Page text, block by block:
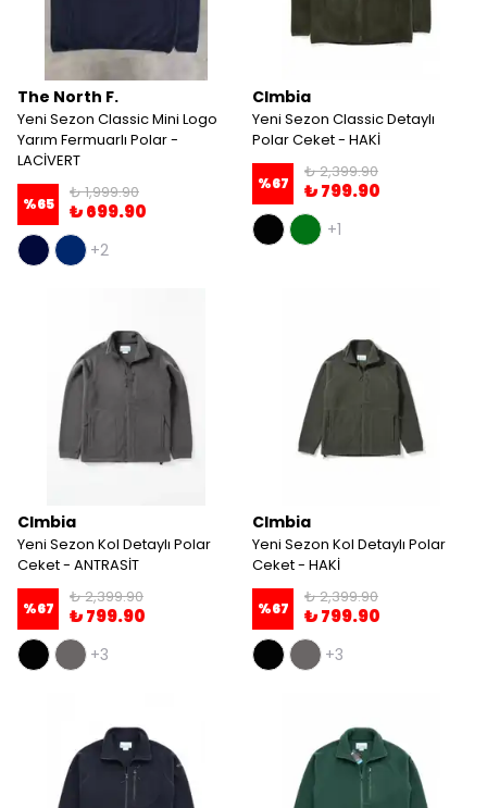
The North F.
Yeni Sezon Classic Mini Logo
Yarım Fermuarlı Polar -
LACİVERT
%65
₺ 1,999.90
₺ 699.90
+2
Clmbia
Yeni Sezon Classic Detaylı
Polar Ceket - HAKİ
%67
₺ 2,399.90
₺ 799.90
+1
Clmbia
Yeni Sezon Kol Detaylı Polar
Ceket - ANTRASİT
%67
₺ 2,399.90
₺ 799.90
+3
Clmbia
Yeni Sezon Kol Detaylı Polar
Ceket - HAKİ
%67
₺ 2,399.90
₺ 799.90
+3